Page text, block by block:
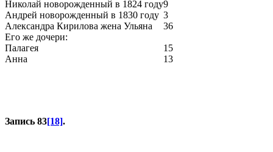
Николай новорожденный в 1824 году9
Андрей новорожденный в 1830 году 3
Александра Кирилова жена Ульяна
36
Его же дочери:
Палагея
15
Анна
13
Запись 83[18].